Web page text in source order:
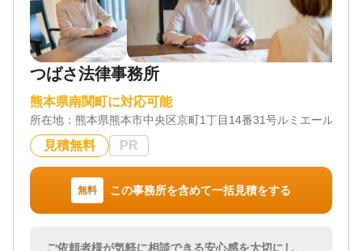
つばさ法律事務所
熊本県南関町に対応可能
所在地： 熊本県熊本市中央区京町1丁目14番31号ルミエール観音
見積無料 PR
無料 この事務所を含めて一括見積をする
ご依頼者様が気軽に相談できる安心感を大切にし、